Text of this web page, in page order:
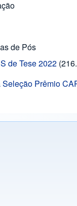
de Pós
de Tese 2022
Prêmio